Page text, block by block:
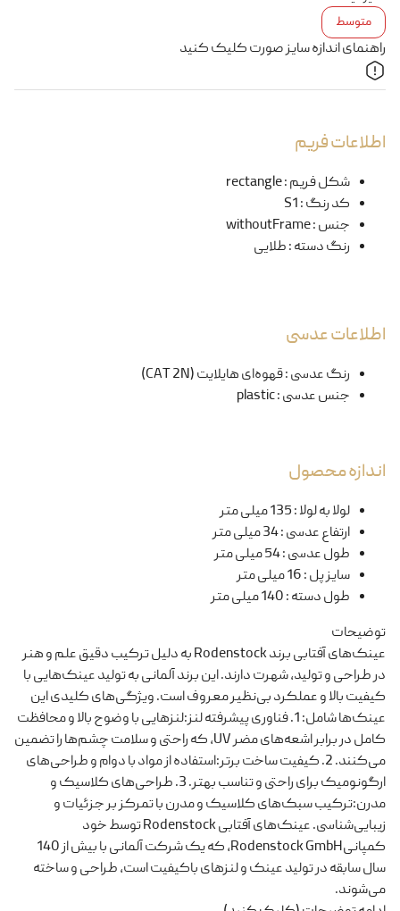
متوسط
راهنمای اندازه سایز صورت کلیک کنید
اطلاعات فریم
شکل فریم:
rectangle
کد رنگ:
S1
جنس:
withoutFrame
رنگ دسته:طلایی
اطلاعات عدسی
رنگ عدسی:قهوه‌ای هایلایت (CAT 2N)
جنس عدسی:
plastic
اندازه محصول
لولا به لولا:135 میلی متر
ارتفاع عدسی:34 میلی متر
طول عدسی:54 میلی متر
سایز پل:16 میلی متر
طول دسته:140 میلی متر
توضیحات
عینک‌های آفتابی برند Rodenstock به دلیل ترکیب دقیق علم و هنر
در طراحی و تولید، شهرت دارند. این برند آلمانی به تولید عینک‌هایی با
کیفیت بالا و عملکرد بی‌نظیر معروف است. ویژگی‌های کلیدی این
عینک‌ها شامل: 1. فناوری پیشرفته لنز:لنزهایی با وضوح بالا و محافظت
کامل در برابر اشعه‌های مضر UV، که راحتی و سلامت چشم‌ها را تضمین
می‌کنند. 2. کیفیت ساخت برتر:استفاده از مواد با دوام و طراحی‌های
ارگونومیک برای راحتی و تناسب بهتر. 3. طراحی‌های کلاسیک و
مدرن:ترکیب سبک‌های کلاسیک و مدرن با تمرکز بر جزئیات و
زیبایی‌شناسی. عینک‌های آفتابی Rodenstock توسط خود
کمپانیRodenstock GmbH، که یک شرکت آلمانی با بیش از 140
سال سابقه در تولید عینک و لنزهای باکیفیت است، طراحی و ساخته
می‌شوند.